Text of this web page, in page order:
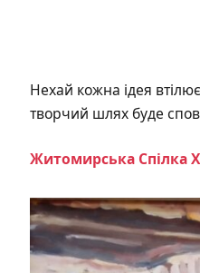
Нехай кожна ідея
творчий шлях буде
Житомирська Спілка